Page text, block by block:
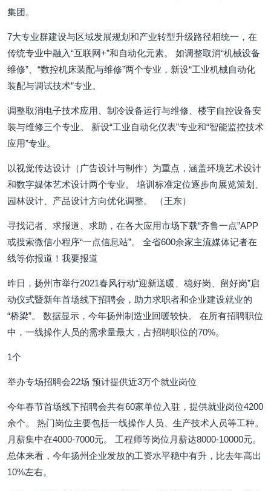
集团。
7大专业群建设与区域发展规划和产业转型升级路径相统一，在
传统专业中融入“互联网+”和自动化元素。 如调整取消“机械设备
维修”、“数控机床装配与维修”两个专业，新设“工业机械自动化
装配与调试技术”专业。
调整取消电子技术应用、制冷设备运行与维修、楼宇自控设备安
装与维修三个专业。 新设“工业自动化仪表”专业和“智能监控技术
应用”专业。
以视觉传达设计（广告设计与制作）为重点，涵盖环境艺术设计
和数字媒体艺术设计两个专业。 培训标准定位逐步向展览策划、
园林设计、产品设计方向优化调整。 （王东）
寻找记者、求报道、求助，在各大应用市场下载“齐鲁一点”APP
或搜索微信小程序“一点信息站”。 全省600余家主流媒体记者在
线等你报道！我要报道
昨日，扬州市举行2021春风行动“迎新送暖、稳好岗、留好岗”启
动仪式暨新年首场线下招聘会，助力求职者和企业建设就业的
“桥梁”。 数据显示，今年扬州制造业回暖较快。 在所有招聘职位
中，一线操作人员的需求量最大，占招聘职位的70%。
1个
举办专场招聘会22场 预计提供近3万个就业岗位
今年春节首场线下招聘会共有60家单位入驻，提供就业岗位4200
余个。 热门岗位主要包括一线操作人员、生产技术人员等工种。
月薪集中在4000-7000元。 工程师等岗位月薪达8000-10000元。
总体来看，今年扬州企业发放的工资水平稳中有升，比去年高出
10%左右。